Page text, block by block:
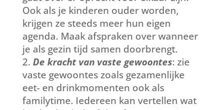
Ook als je kinderen ouder worden,
krijgen ze steeds meer hun eigen
agenda. Maak afspraken over wanneer
je als gezin tijd samen doorbrengt.
De kracht van vaste gewoontes: zie
vaste gewoontes zoals gezamenlijke
eet- en drinkmomenten ook als
familytime. Iedereen kan vertellen wat